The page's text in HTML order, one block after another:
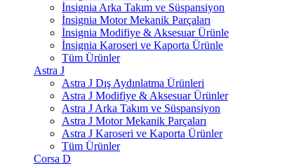
İnsignia Arka Takım ve Süspansiyon
İnsignia Motor Mekanik Parçaları
İnsignia Modifiye & Aksesuar Ürünle
İnsignia Karoseri ve Kaporta Ürünle
Tüm Ürünler
Astra J
Astra J Dış Aydınlatma Ürünleri
Astra J Modifiye & Aksesuar Ürünler
Astra J Arka Takım ve Süspansiyon
Astra J Motor Mekanik Parçaları
Astra J Karoseri ve Kaporta Ürünler
Tüm Ürünler
Corsa D